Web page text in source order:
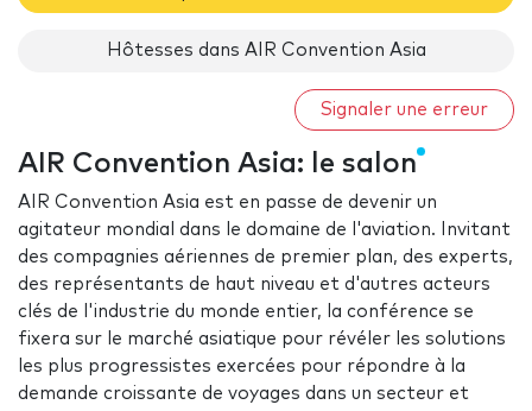
Hôtesses dans AIR Convention Asia
Signaler une erreur
AIR Convention Asia: le salon
AIR Convention Asia est en passe de devenir un
agitateur mondial dans le domaine de l'aviation. Invitant
des compagnies aériennes de premier plan, des experts,
des représentants de haut niveau et d'autres acteurs
clés de l'industrie du monde entier, la conférence se
fixera sur le marché asiatique pour révéler les solutions
les plus progressistes exercées pour répondre à la
demande croissante de voyages dans un secteur et